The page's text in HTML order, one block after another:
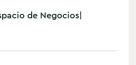
de Negocios|